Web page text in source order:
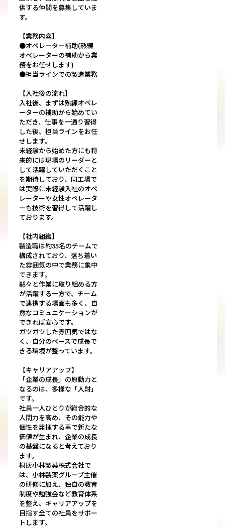
供する仲間を募集していま
す。
【業務内容】
●オペレーター補助(熟練
オペレーターの補助から業
務をお任せします)
●担当ラインでの製造業務
【入社後の流れ】
入社後、まずは熟練オペレ
ーターの補助から始めてい
ただき、仕事を一通り習得
した後、担当ラインをお任
せします。
未経験から始めた方にも将
来的には現場のリーダーと
して活躍していただくこと
を期待しており、同工場で
は実際に未経験入社のオペ
レーターや女性オペレータ
ーも技術を習得して活躍し
ております。
【社内組織】
製造職は約35名のチームで
構成されており、落ち着い
た雰囲気の中で業務に集中
できます。
黙々と作業に取り組める方
が活躍する一方で、チーム
で連携する場面も多く、自
然なコミュニケーションが
できれば安心です。
ガツガツした雰囲気ではな
く、自分のペースで成長で
きる環境が整っています。
【キャリアアップ】
「企業の成長」の原動力と
なるのは、多様な「人財」
です。
社員一人ひとりが総合的な
人間力を高め、その能力や
個性を発揮する事で新たな
価値が生まれ、企業の成長
の基盤になると考えており
ます。
桐灰小林製薬株式会社で
は、小林製薬グループ主催
の研修に加え、独自の教育
制度や勉強会など教育体系
を整え、キャリアアップを
目指す全ての社員をサポー
トします。